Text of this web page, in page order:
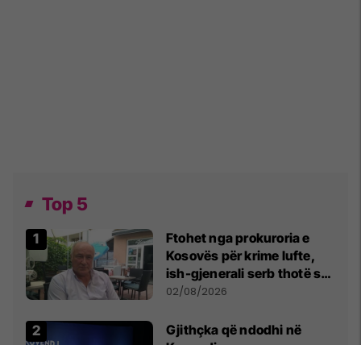
Top 5
Ftohet nga prokuroria e
Kosovës për krime lufte,
ish-gjenerali serb thotë se
dikush e tradhtoi në
02/08/2026
Gjithçka që ndodhi në